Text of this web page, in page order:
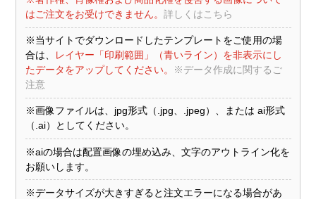
はご注文をお受けできません。 詳しくはこちら
※当サイトでダウンロードしたテンプレートをご使用の場
合は、
レイヤー「印刷範囲」（青いライン）を非表示にし
たデータをアップしてください。
※データ作成に関するご
注意
※画像ファイルは、jpg形式（.jpg、.jpeg）、または ai形式
（.ai）としてください。
※aiの場合は配置画像の埋め込み、文字のアウトライン化を
お願いします。
※データサイズが大きすぎると注文エラーになる場合があ